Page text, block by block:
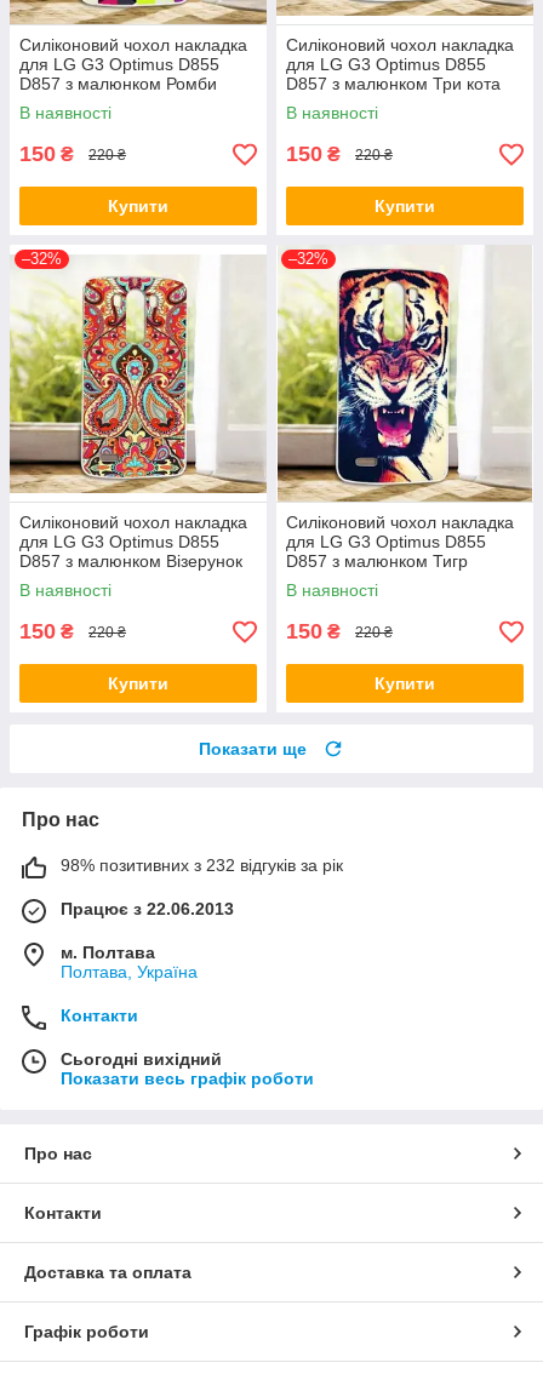
Силіконовий чохол накладка
для LG G3 Optimus D855
D857 з малюнком Ромби
В наявності
150 ₴ 220 ₴
Купити
Силіконовий чохол накладка
для LG G3 Optimus D855
D857 з малюнком Три кота
В наявності
150 ₴ 220 ₴
Купити
–32%
Силіконовий чохол накладка
для LG G3 Optimus D855
D857 з малюнком Візерунок
В наявності
150 ₴ 220 ₴
Купити
–32%
Силіконовий чохол накладка
для LG G3 Optimus D855
D857 з малюнком Тигр
В наявності
150 ₴ 220 ₴
Купити
Показати ще
Про нас
98% позитивних з 232 відгуків за рік
Працює з 22.06.2013
м. Полтава
Полтава, Україна
Контакти
Сьогодні вихідний
Показати весь графік роботи
Про нас
Контакти
Доставка та оплата
Графік роботи